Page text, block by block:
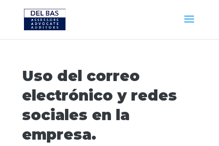
Uso del correo
electrónico y redes
sociales en la
empresa.